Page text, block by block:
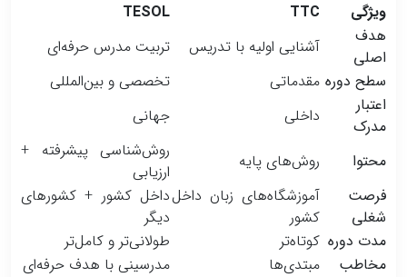
ویژگی TTC
TESOL
هدف
اصلی
آشنایی اولیه با تدریس
تربیت مدرس حرفه‌ای
سطح دوره مقدماتی
تخصصی و بین‌المللی
اعتبار
مدرک
داخلی
جهانی
محتوا
روش‌های پایه
روش‌شناسی پیشرفته +
ارزیابی
فرصت
شغلی
آموزشگاه‌های زبان داخل
کشور
داخل کشور + کشورهای
دیگر
مدت دوره کوتاه‌تر
طولانی‌تر و کامل‌تر
مخاطب
مبتدی‌ها مدرسینی با هدف حرفه‌ای